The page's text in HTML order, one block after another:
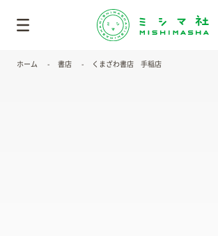
ホーム 書店 くまざわ書店 手稲店